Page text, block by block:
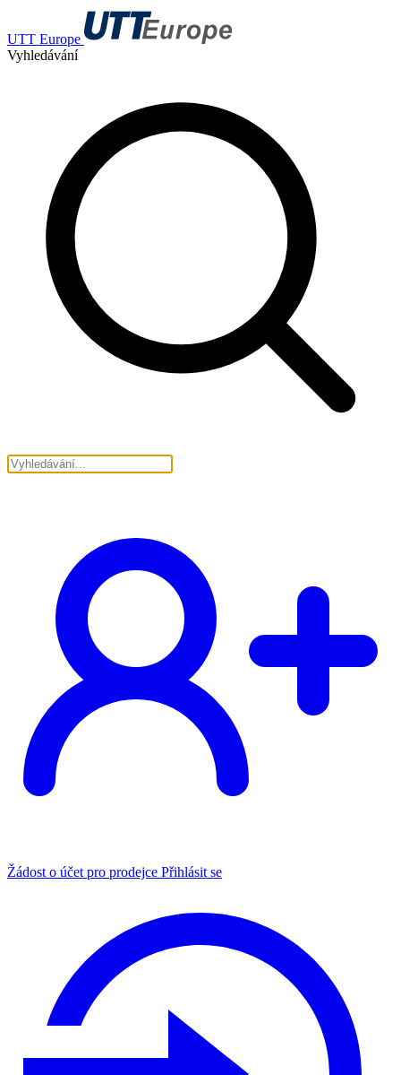
UTT Europe
Vyhledávání
Žádost o účet pro prodejce Přihlásit se